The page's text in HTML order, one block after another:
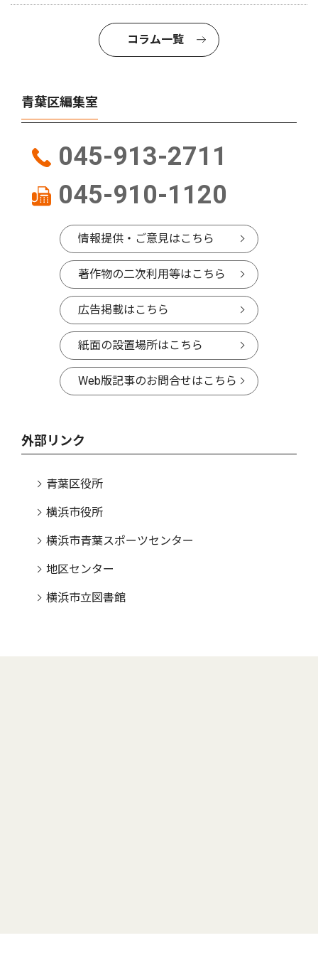
コラム一覧
青葉区編集室
045-913-2711
045-910-1120
情報提供・ご意見はこちら
著作物の二次利用等はこちら
広告掲載はこちら
紙面の設置場所はこちら
Web版記事のお問合せはこちら
外部リンク
青葉区役所
横浜市役所
横浜市青葉スポーツセンター
地区センター
横浜市立図書館